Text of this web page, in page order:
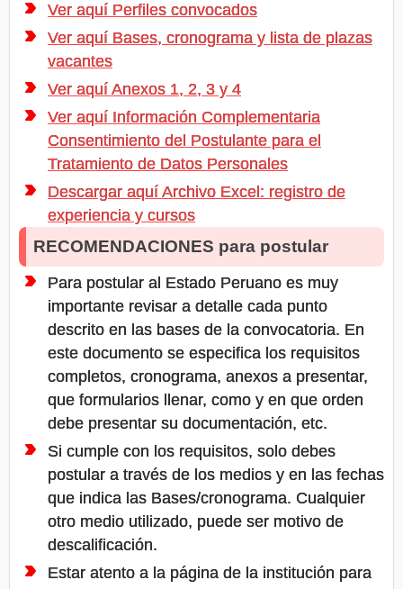
Ver aquí Perfiles convocados
Ver aquí Bases, cronograma y lista de plazas
vacantes
Ver aquí Anexos 1, 2, 3 y 4
Ver aquí Información Complementaria
Consentimiento del Postulante para el
Tratamiento de Datos Personales
Descargar aquí Archivo Excel: registro de
experiencia y cursos
RECOMENDACIONES para postular
Para postular al Estado Peruano es muy
importante revisar a detalle cada punto
descrito en las bases de la convocatoria. En
este documento se especifica los requisitos
completos, cronograma, anexos a presentar,
que formularios llenar, como y en que orden
debe presentar su documentación, etc.
Si cumple con los requisitos, solo debes
postular a través de los medios y en las fechas
que indica las Bases/cronograma. Cualquier
otro medio utilizado, puede ser motivo de
descalificación.
Estar atento a la página de la institución para